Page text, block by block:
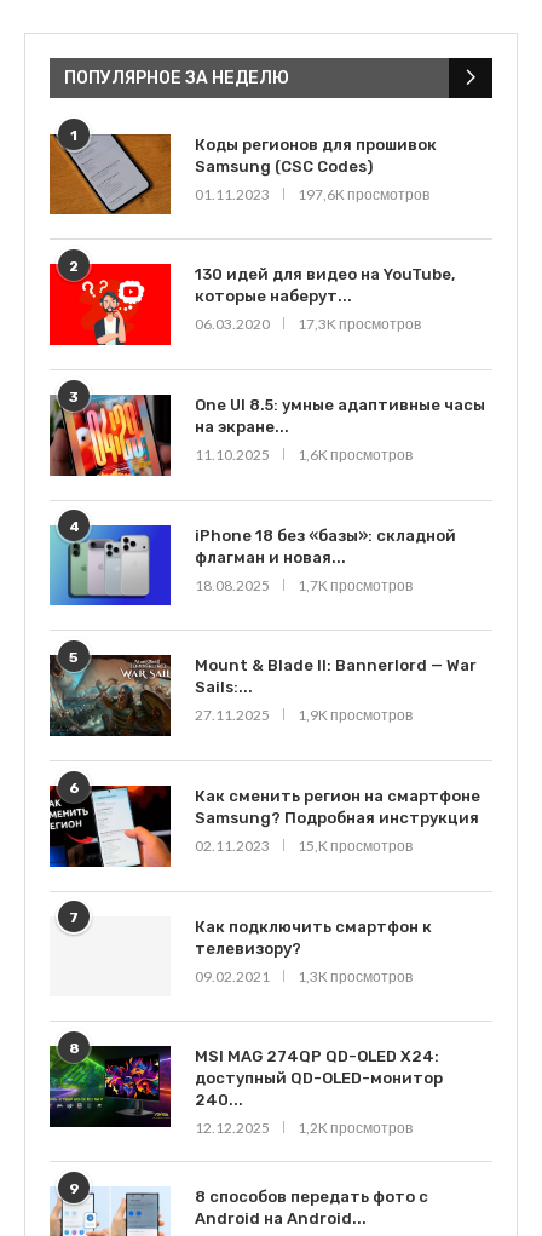
ПОПУЛЯРНОЕ ЗА НЕДЕЛЮ
1
Коды регионов для прошивок
Samsung (CSC Codes)
01.11.2023
197,6K просмотров
2
130 идей для видео на YouTube,
которые наберут...
06.03.2020
17,3K просмотров
3
One UI 8.5: умные адаптивные часы
на экране...
11.10.2025
1,6K просмотров
4
iPhone 18 без «базы»: складной
флагман и новая...
18.08.2025
1,7K просмотров
5
Mount & Blade II: Bannerlord — War
Sails:...
27.11.2025
1,9K просмотров
6
Как сменить регион на смартфоне
Samsung? Подробная инструкция
02.11.2023
15,K просмотров
7
Как подключить смартфон к
телевизору?
09.02.2021
1,3K просмотров
8
MSI MAG 274QP QD-OLED X24:
доступный QD-OLED-монитор
240...
12.12.2025
1,2K просмотров
9
8 способов передать фото с
Android на Android...